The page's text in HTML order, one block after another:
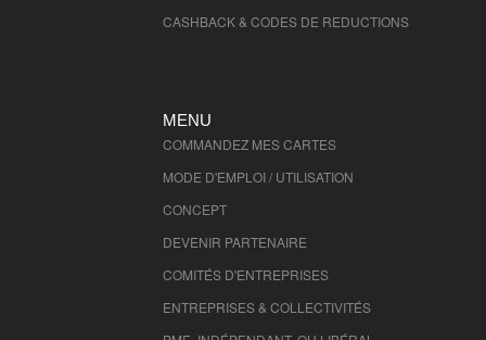
CASHBACK & CODES DE REDUCTIONS
MENU
COMMANDEZ MES CARTES
MODE D'EMPLOI / UTILISATION
CONCEPT
DEVENIR PARTENAIRE
COMITÉS D'ENTREPRISES
ENTREPRISES & COLLECTIVITÉS